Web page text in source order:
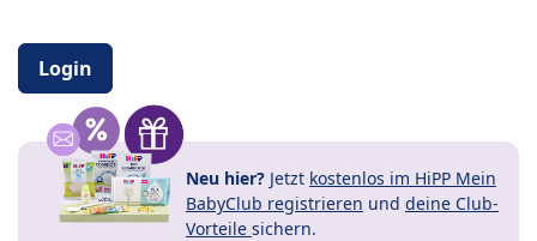
Login
Neu hier? Jetzt kostenlos im HiPP Mein
BabyClub registrieren und deine Club-
Vorteile sichern.